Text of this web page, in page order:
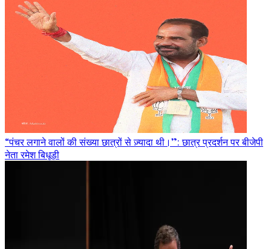
“पंचर लगाने वालों की संख्या छात्रों से ज़्यादा थी।”: छात्र प्रदर्शन पर बीजेपी
नेता रमेश बिधूड़ी